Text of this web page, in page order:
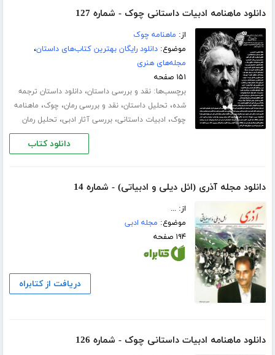
دانلود ماهنامه ادبیات داستانی چوک - شماره 127
از: ماهنامه چوک
موضوع:دانلود رایگان بهترین کتاب‌های داستان،
مجله‌های هنری
۱۵۱ صفحه
برچسب‌ها:نقد و بررسی داستان،دانلود داستان ترجمه
شده، تحلیل داستان،نقد و بررسی رمان، چوک، ماهنامه
چوک، ادبیات داستانی،بررسی آثار ادبی، تحلیل رمان
دانلود کتاب
دانلود مجله آذری (ائل دیلی و ادبیاتی) - شماره 14
از: ...
موضوع: مجله ادبی
۱۹۴ صفحه
دریافت از کتابراه
دانلود ماهنامه ادبیات داستانی چوک - شماره 126